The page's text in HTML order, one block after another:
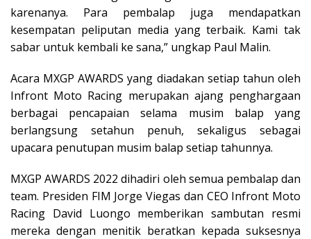
karenanya. Para pembalap juga mendapatkan
kesempatan peliputan media yang terbaik. Kami tak
sabar untuk kembali ke sana,” ungkap Paul Malin.
Acara MXGP AWARDS yang diadakan setiap tahun oleh
Infront Moto Racing merupakan ajang penghargaan
berbagai pencapaian selama musim balap yang
berlangsung setahun penuh, sekaligus sebagai
upacara penutupan musim balap setiap tahunnya.
MXGP AWARDS 2022 dihadiri oleh semua pembalap dan
team. Presiden FIM Jorge Viegas dan CEO Infront Moto
Racing David Luongo memberikan sambutan resmi
mereka dengan menitik beratkan kepada suksesnya